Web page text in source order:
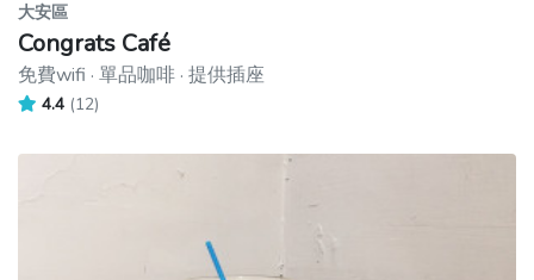
大安區
Congrats Café
免費wifi · 單品咖啡 · 提供插座
4.4 (12)